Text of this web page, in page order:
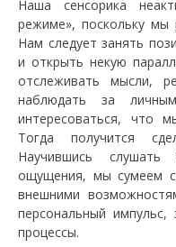
Наша сенсорика
режиме», поскольку мы
Нам следует занять
и открыть некую
отслеживать мысли,
наблюдать за
интересоваться, что
Тогда получится
Научившись слушать
ощущения, мы сумеем
внешними
персональный импульс,
процессы.